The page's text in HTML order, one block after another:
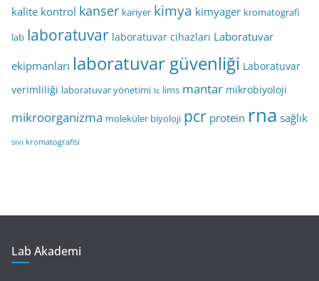
kalite kontrol kanser kariyer kimya kimyager kromatografi
lab laboratuvar laboratuvar cihazları Laboratuvar
ekipmanları laboratuvar güvenliği Laboratuvar
verimliliği laboratuvar yönetimi lc lims mantar mikrobiyoloji
mikroorganizma moleküler biyoloji pcr protein rna sağlık
sıvı kromatografisi
Lab Akademi